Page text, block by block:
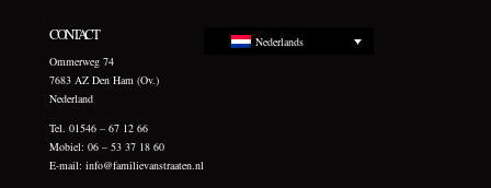
CONTACT
Ommerweg 74
7683 AZ Den Ham (Ov.)
Nederland
Tel. 01546 – 67 12 66
Mobiel: 06 – 53 37 18 60
E-mail: info@familievanstraaten.nl
Nederlands